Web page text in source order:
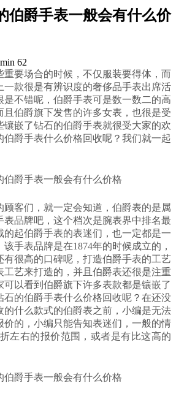
伯爵手表一般会有什么价
62
重要场合的时候，不仅服装要得体，而
一款很是有辨识度的奢侈品手表出席活
是不错呢，伯爵手表可是数一数二的高
且伯爵旗下发售的许多女表，也很是受
镶嵌了钻石的伯爵手表就很受大家的欢
伯爵手表什么价格回收呢？我们就一起
顾客们，就一定会知道，伯爵表的是属
表品牌吧，这个档次是腕表界中排名最
的起伯爵手表的表迷们，也一定都是一
手表品牌是在1874年的时候成立的，
有很高的口碑呢，打造伯爵手表的工艺
工艺来打造的，并且伯爵表还很是注重
以看到伯爵旗下许多表款都是镶嵌了
石的伯爵手表什么价格回收呢？在还没
的什么款式的伯爵表之前，小编是无法
价的，小编只能告知表迷们，一般的情
左右的报价范围，或者是有比这高的